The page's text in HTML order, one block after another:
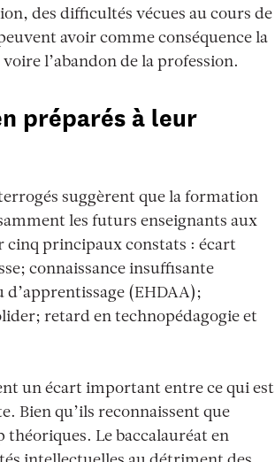
des difficultés vécues au cours de
avoir comme conséquence la
l’abandon de la profession.
préparés à leur
suggèrent que la formation
les futurs enseignants aux
cinq principaux constats : écart
connaissance insuffisante
(EHDAA);
retard en technopédagogie et
un écart important entre ce qui est
Bien qu’ils reconnaissent que
Le baccalauréat en